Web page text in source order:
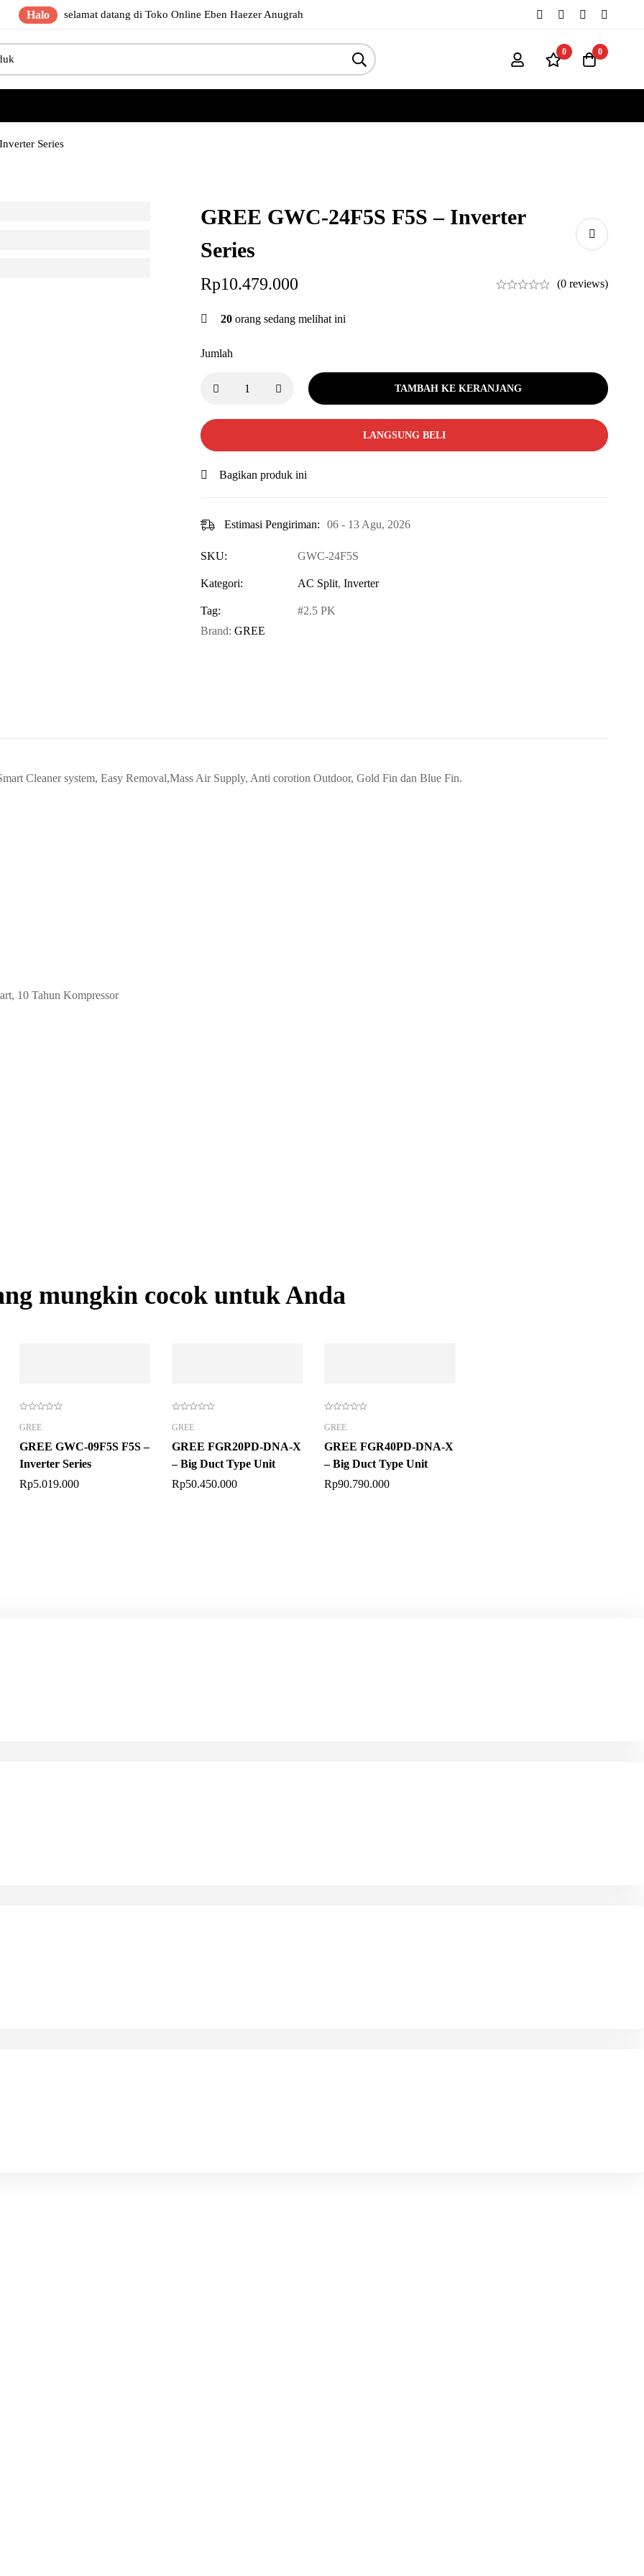
Halo selamat datang di Toko Online Eben Haezer Anugrah
0 0
Series
GREE GWC-24F5S F5S – Inverter
Series
Rp10.479.000 (0 reviews)
20 orang sedang melihat ini
Jumlah
TAMBAH KE KERANJANG
LANGSUNG BELI
Bagikan produk ini
Estimasi Pengiriman: 06 - 13 Agu, 2026
SKU: GWC-24F5S
Kategori: AC Split, Inverter
Tag:
2.5 PK
Brand: GREE
Cleaner system, Easy Removal,Mass Air Supply, Anti corotion Outdoor, Gold Fin dan Blue Fin.
10 Tahun Kompressor
mungkin cocok untuk Anda
GREE
GREE GWC-09F5S F5S –
Inverter Series
Rp5.019.000
GREE
GREE FGR20PD-DNA-X
– Big Duct Type Unit
Rp50.450.000
GREE
GREE FGR40PD-DNA-X
– Big Duct Type Unit
Rp90.790.000